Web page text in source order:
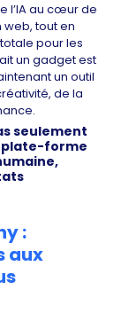
l’IA au cœur de
tout en
pour les
un gadget est
un outil
de la
seulement
plate-forme
:
aux